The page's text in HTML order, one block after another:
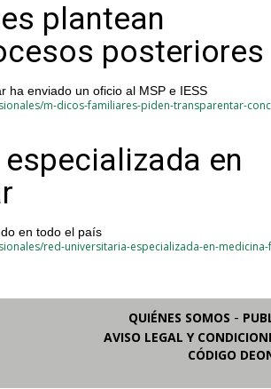
plantean
posteriores
ha enviado un oficio al MSP e IESS
m-dicos-familiares-piden-transparentar-
en
en todo el país
red-universitaria-especializada-en-
QUIÉNES SOMOS -
AVISO LEGAL Y
CÓDIGO